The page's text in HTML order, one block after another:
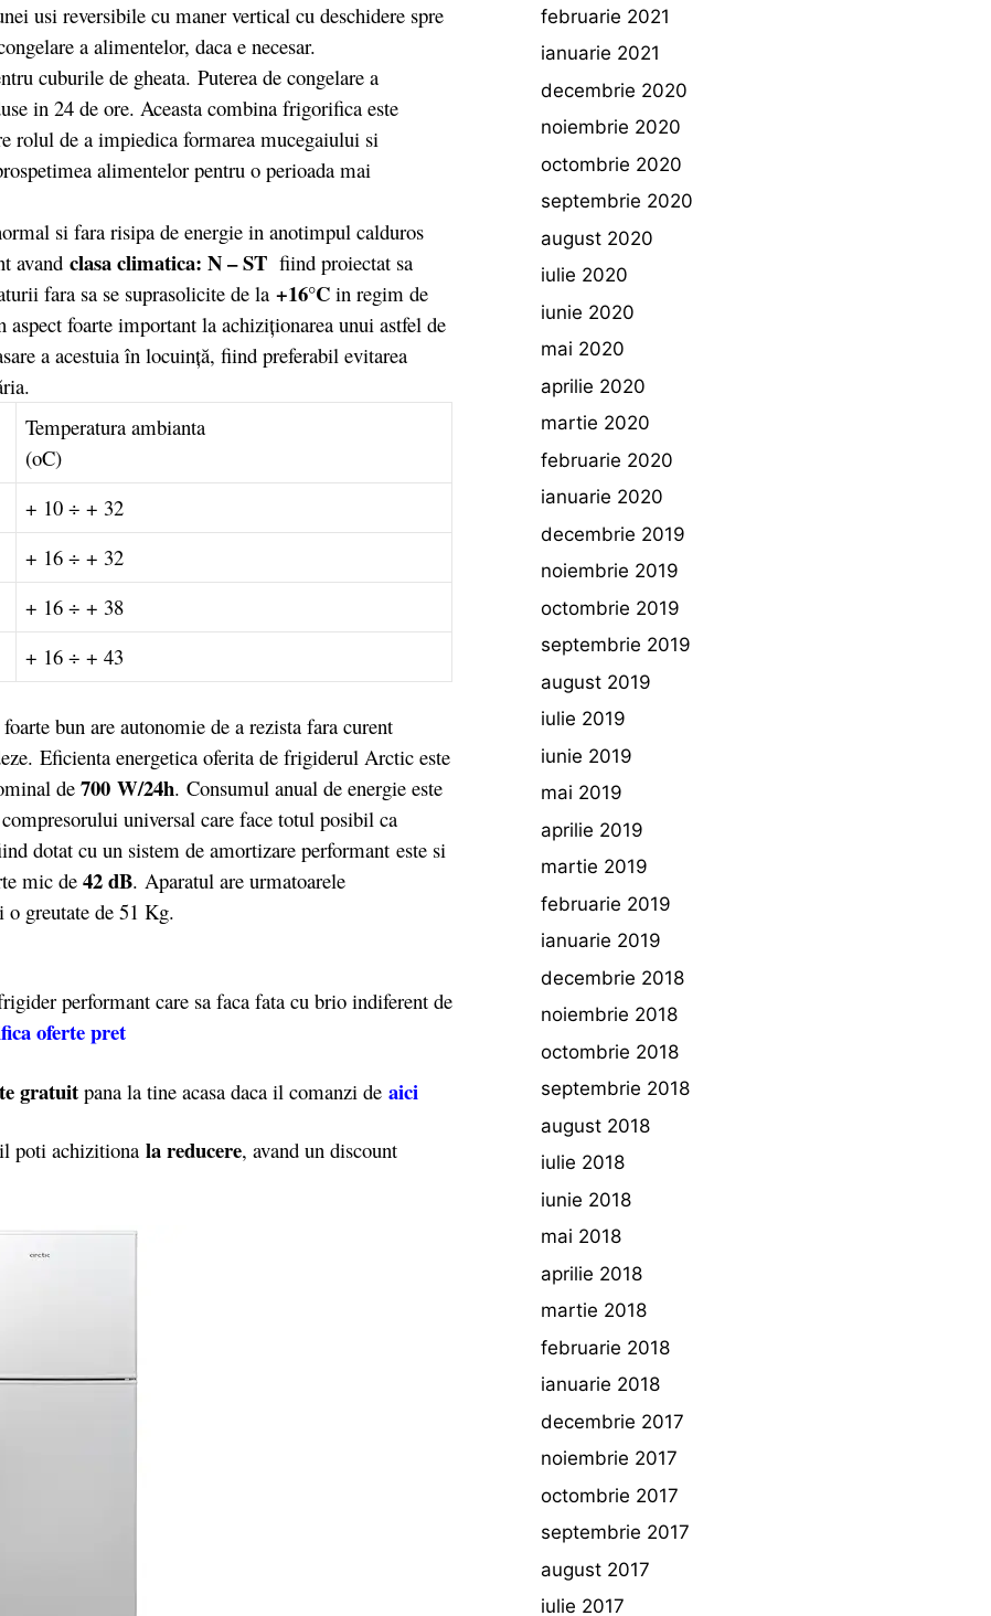
usi reversibile cu maner vertical cu deschidere spre
a alimentelor, daca e necesar.
cuburile de gheata. Puterea de congelare a
in 24 de ore. Aceasta combina frigorifica este
rolul de a impiedica formarea mucegaiului si
alimentelor pentru o perioada mai
si fara risipa de energie in anotimpul calduros
avand clasa climatica: N – ST fiind proiectat sa
fara sa se suprasolicite de la +16°C in regim de
aspect foarte important la achiziţionarea unui astfel de
a acestuia în locuinţă, fiind preferabil evitarea
Temperatura ambianta
(oC)
+ 10 ÷ + 32
+ 16 ÷ + 32
+ 16 ÷ + 38
+ 16 ÷ + 43
bun are autonomie de a rezista fara curent
Eficienta energetica oferita de frigiderul Arctic este
de700 W/24h. Consumul anual de energie este
universal care face totul posibil ca
dotat cu un sistem de amortizare performant este si
mic de 42 dB. Aparatul are urmatoarele
greutate de 51 Kg.
performant care sa faca fata cu brio indiferent de
oferte pret
gratuit pana la tine acasa daca il comanzi de aici
poti achizitiona la reducere, avand un discount
februarie 2021
ianuarie 2021
decembrie 2020
noiembrie 2020
octombrie 2020
septembrie 2020
august 2020
iulie 2020
iunie 2020
mai 2020
aprilie 2020
martie 2020
februarie 2020
ianuarie 2020
decembrie 2019
noiembrie 2019
octombrie 2019
septembrie 2019
august 2019
iulie 2019
iunie 2019
mai 2019
aprilie 2019
martie 2019
februarie 2019
ianuarie 2019
decembrie 2018
noiembrie 2018
octombrie 2018
septembrie 2018
august 2018
iulie 2018
iunie 2018
mai 2018
aprilie 2018
martie 2018
februarie 2018
ianuarie 2018
decembrie 2017
noiembrie 2017
octombrie 2017
septembrie 2017
august 2017
iulie 2017